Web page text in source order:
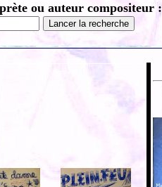
ou auteur compositeur :